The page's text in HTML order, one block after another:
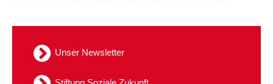
Unser Newsletter